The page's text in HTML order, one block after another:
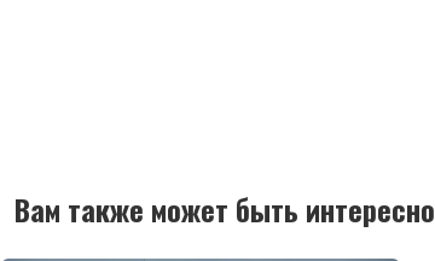
Вам также может быть интересно